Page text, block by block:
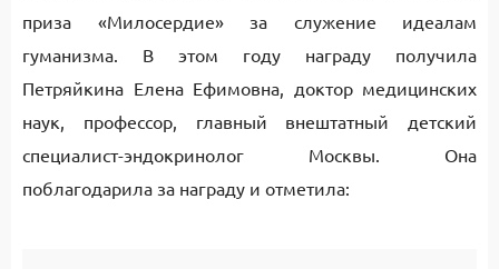
приза «Милосердие» за служение идеалам
гуманизма. В этом году награду получила
Петряйкина Елена Ефимовна, доктор медицинских
наук, профессор, главный внештатный детский
специалист-эндокринолог Москвы. Она
поблагодарила за награду и отметила: